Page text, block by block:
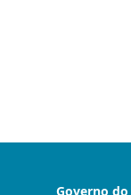
Governo